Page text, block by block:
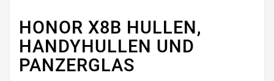
HONOR X8B HULLEN,
HANDYHULLEN UND
PANZERGLAS